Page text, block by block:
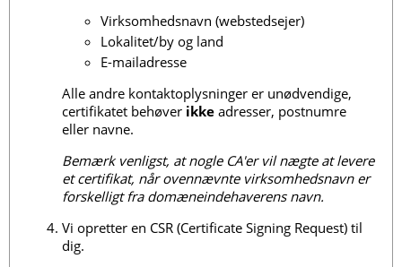
Virksomhedsnavn (webstedsejer)
Lokalitet/by og land
E-mailadresse
Alle andre kontaktoplysninger er unødvendige,
certifikatet behøver ikke adresser, postnumre
eller navne.
Bemærk venligst, at nogle CA'er vil nægte at levere
et certifikat, når ovennævnte virksomhedsnavn er
forskelligt fra domæneindehaverens navn.
Vi opretter en CSR (Certificate Signing Request) til
dig.